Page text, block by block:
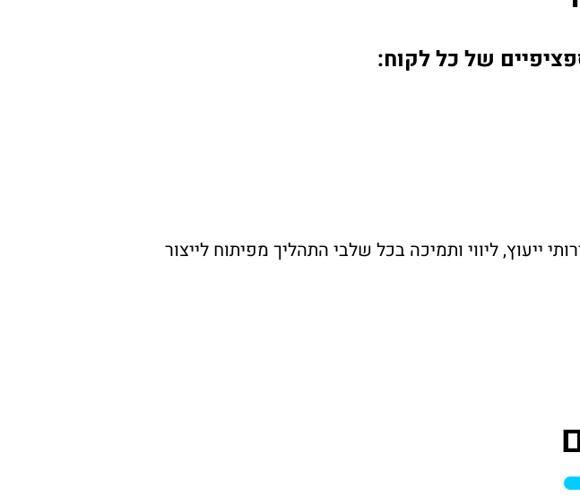
של כל לקוח:
ליווי ותמיכה בכל שלבי התהליך מפיתוח לייצור